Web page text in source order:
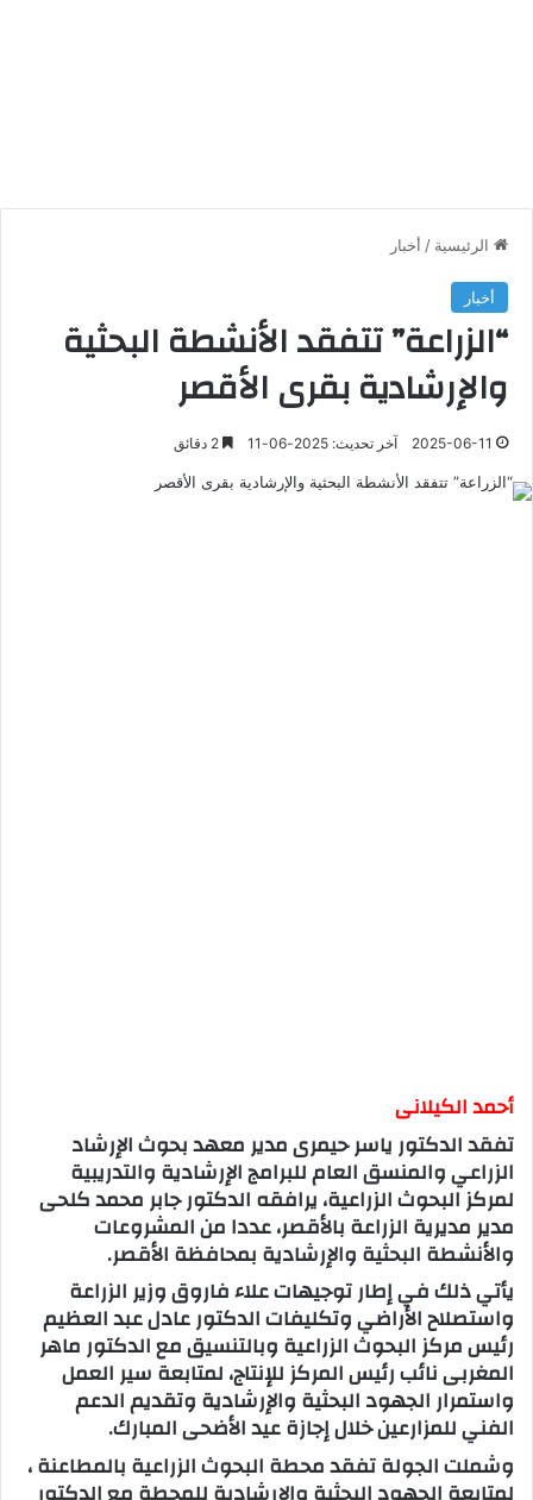
الرئيسية / أخبار
أخبار
“الزراعة” تتفقد الأنشطة البحثية
والإرشادية بقرى الأقصر
2025-06-11 آخر تحديث: 2025-06-11
أحمد الكيلانى
تفقد الدكتور ياسر حيمرى مدير معهد بحوث الإرشاد
الزراعي والمنسق العام للبرامج الإرشادية والتدريبية
لمركز البحوث الزراعية، يرافقه الدكتور جابر محمد كلحى
مدير مديرية الزراعة بالأقصر، عددا من المشروعات
والأنشطة البحثية والإرشادية بمحافظة الأقصر.
يأتي ذلك في إطار توجيهات علاء فاروق وزير الزراعة
واستصلاح الأراضي وتكليفات الدكتور عادل عبد العظيم
رئيس مركز البحوث الزراعية وبالتنسيق مع الدكتور ماهر
المغربى نائب رئيس المركز للإنتاج، لمتابعة سير العمل
واستمرار الجهود البحثية والإرشادية وتقديم الدعم
الفني للمزارعين خلال إجازة عيد الأضحى المبارك.
وشملت الجولة تفقد محطة البحوث الزراعية بالمطاعنة ،